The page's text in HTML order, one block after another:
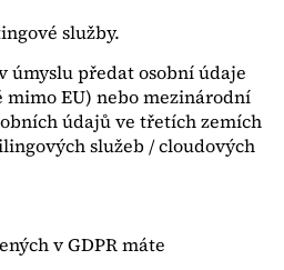
služby.
úmyslu předat osobní údaje
mimo EU) nebo mezinárodní
údajů ve třetích zemích
služeb / cloudových
v GDPR máte